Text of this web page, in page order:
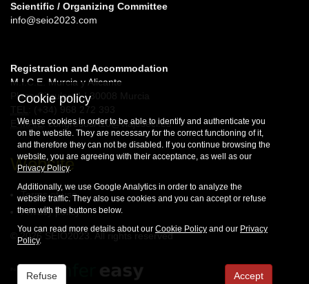
Scientific / Organizing Committee
info@seio2023.com
Registration and Accommodation
M.I.C.E. Murcia y Alicante
Plaza Circular, 4 | 30008 Murcia
E-MAIL: congresosA10@viajeseci.es
Website
Terms of use
Privacy policy
© 2026 SEIO2023. All rights reserved
Cookie policy
We use cookies in order to be able to identify and authenticate you
on the website. They are necessary for the correct functioning of it,
and therefore they can not be disabled. If you continue browsing the
website, you are agreeing with their acceptance, as well as our
Privacy Policy.
Additionally, we use Google Analytics in order to analyze the
website traffic. They also use cookies and you can accept or refuse
them with the buttons below.
You can read more details about our Cookie Policy and our Privacy
Policy.
Refuse Accept